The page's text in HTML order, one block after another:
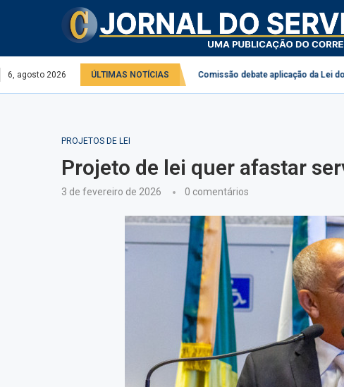
6, agosto 2026 ÚLTIMAS NOTÍCIAS
serviço público e privado Comissão debate aplicação da Lei do Descongela
PROJETOS DE LEI
Projeto de lei quer afastar
3 de fevereiro de 2026 0 comentários